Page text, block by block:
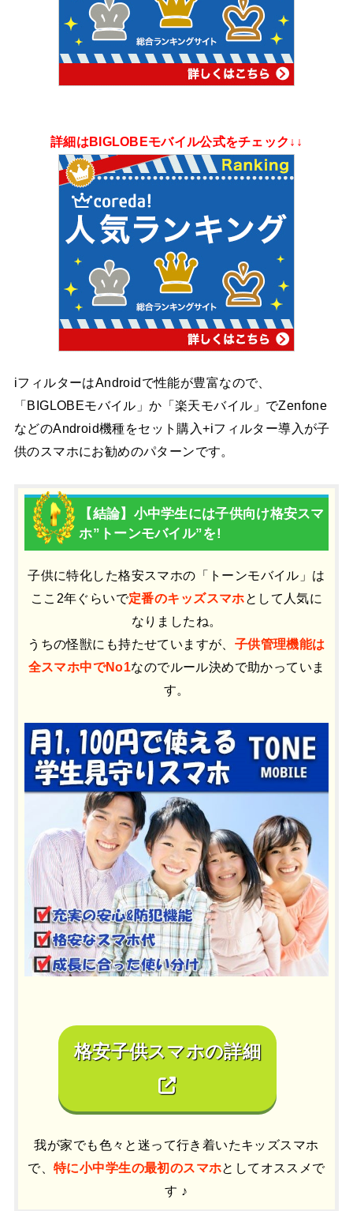
詳細はBIGLOBEモバイル公式をチェック↓↓
iフィルターはAndroidで性能が豊富なので、
「BIGLOBEモバイル」か「楽天モバイル」でZenfone
などのAndroid機種をセット購入+iフィルター導入が子
供のスマホにお勧めのパターンです。
【結論】小中学生には子供向け格安スマ
ホ”トーンモバイル”を!
子供に特化した格安スマホの「トーンモバイル」は
ここ2年ぐらいで定番のキッズスマホとして人気に
なりましたね。
うちの怪獣にも持たせていますが、 子供管理機能は
全スマホ中でNo1なのでルール決めで助かっていま
す。
格安子供スマホの詳細
我が家でも色々と迷って行き着いたキッズスマホ
で、特に小中学生の最初のスマホとしてオススメで
す ♪